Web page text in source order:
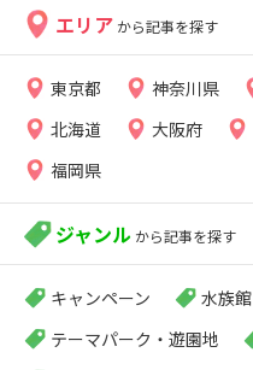
エリア から記事を探す
東京都 神奈川県
北海道
大阪府
福岡県
ジャンル から記事を探す
キャンペーン 水族館
テーマパーク・遊園地